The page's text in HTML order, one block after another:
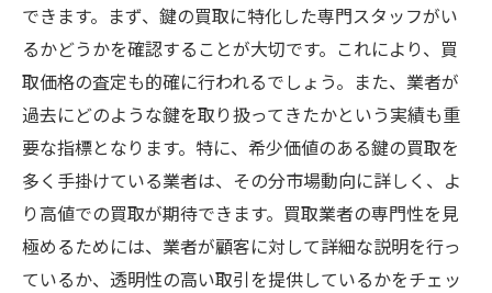
できます。まず、鍵の買取に特化した専門スタッフがい
るかどうかを確認することが大切です。これにより、買
取価格の査定も的確に行われるでしょう。また、業者が
過去にどのような鍵を取り扱ってきたかという実績も重
要な指標となります。特に、希少価値のある鍵の買取を
多く手掛けている業者は、その分市場動向に詳しく、よ
り高値での買取が期待できます。買取業者の専門性を見
極めるためには、業者が顧客に対して詳細な説明を行っ
ているか、透明性の高い取引を提供しているかをチェッ